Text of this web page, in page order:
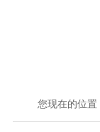
您现在的位置